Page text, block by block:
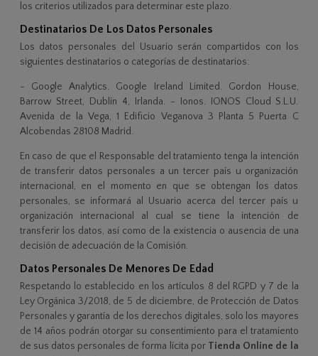
los criterios utilizados para determinar este plazo.
Destinatarios De Los Datos Personales
Los datos personales del Usuario serán compartidos con los
siguientes destinatarios o categorías de destinatarios:
- Google Analytics. Google Ireland Limited. Gordon House,
Barrow Street, Dublín 4, Irlanda. - Ionos. IONOS Cloud S.L.U.
Avenida de la Vega, 1 Edificio Veganova 3 Planta 5 Puerta C
Alcobendas 28108 Madrid.
En caso de que el Responsable del tratamiento tenga la intención
de transferir datos personales a un tercer país u organización
internacional, en el momento en que se obtengan los datos
personales, se informará al Usuario acerca del tercer país u
organización internacional al cual se tiene la intención de
transferir los datos, así como de la existencia o ausencia de una
decisión de adecuación de la Comisión.
Datos Personales De Menores De Edad
Respetando lo establecido en los artículos 8 del RGPD y 7 de la
Ley Orgánica 3/2018, de 5 de diciembre, de Protección de Datos
Personales y garantía de los derechos digitales, solo los mayores
de 14 años podrán otorgar su consentimiento para el tratamiento
de sus datos personales de forma lícita por Tienda Online de la